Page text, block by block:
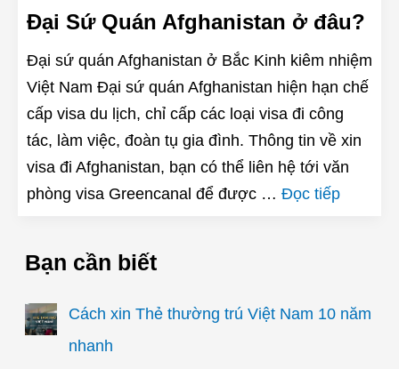
Đại Sứ Quán Afghanistan ở đâu?
Đại sứ quán Afghanistan ở Bắc Kinh kiêm nhiệm
Việt Nam Đại sứ quán Afghanistan hiện hạn chế
cấp visa du lịch, chỉ cấp các loại visa đi công
tác, làm việc, đoàn tụ gia đình. Thông tin về xin
visa đi Afghanistan, bạn có thể liên hệ tới văn
phòng visa Greencanal để được … Đọc tiếp
Bạn cần biết
Cách xin Thẻ thường trú Việt Nam 10 năm
nhanh